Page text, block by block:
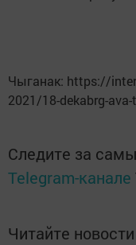
Чыганак: https://
2021/18-dekabrg-
Следите за
Telegram-канале
Читайте